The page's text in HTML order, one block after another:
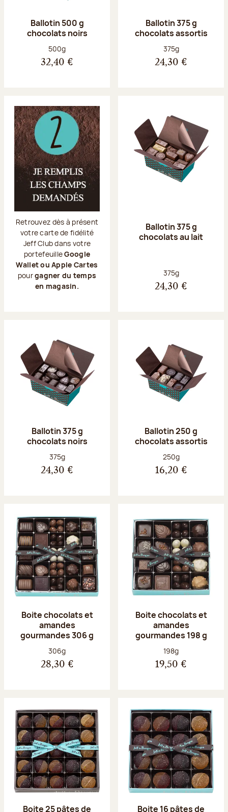
Ballotin 500 g
chocolats noirs
Poids net :
500g
32,40 €
Ballotin 375 g
chocolats assortis
Poids net :
375g
24,30 €
Retrouvez dès à présent
votre carte de fidélité
Jeff Club dans votre
portefeuilleGoogle
Wallet ou Apple Cartes
pourgagner du temps
en magasin.
Ballotin 375 g
chocolats au lait
Poids net :
375g
24,30 €
Ballotin 375 g
chocolats noirs
Poids net :
375g
24,30 €
Ballotin 250 g
chocolats assortis
Poids net :
250g
16,20 €
Boite chocolats et
amandes
gourmandes 306 g
Poids net :
306g
28,30 €
Boite chocolats et
amandes
gourmandes 198 g
Poids net :
198g
19,50 €
Boite 25 pâtes de Boite 16 pâtes de